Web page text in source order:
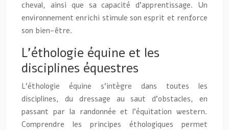
cheval, ainsi que sa capacité d’apprentissage. Un
environnement enrichi stimule son esprit et renforce
son bien-être.
L’éthologie équine et les
disciplines équestres
L’éthologie équine s’intègre dans toutes les
disciplines, du dressage au saut d’obstacles, en
passant par la randonnée et l’équitation western.
Comprendre les principes éthologiques permet